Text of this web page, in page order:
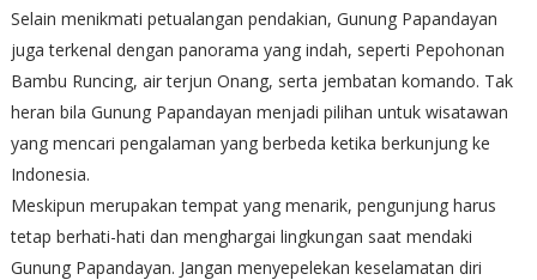
Selain menikmati petualangan pendakian, Gunung Papandayan
juga terkenal dengan panorama yang indah, seperti Pepohonan
Bambu Runcing, air terjun Onang, serta jembatan komando. Tak
heran bila Gunung Papandayan menjadi pilihan untuk wisatawan
yang mencari pengalaman yang berbeda ketika berkunjung ke
Indonesia.
Meskipun merupakan tempat yang menarik, pengunjung harus
tetap berhati-hati dan menghargai lingkungan saat mendaki
Gunung Papandayan. Jangan menyepelekan keselamatan diri